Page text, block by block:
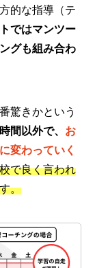
的な指導（テ
ではマンツー
グも組み合わ
驚きかという
間以外で、 お
変わっていく
で良く言われ
。